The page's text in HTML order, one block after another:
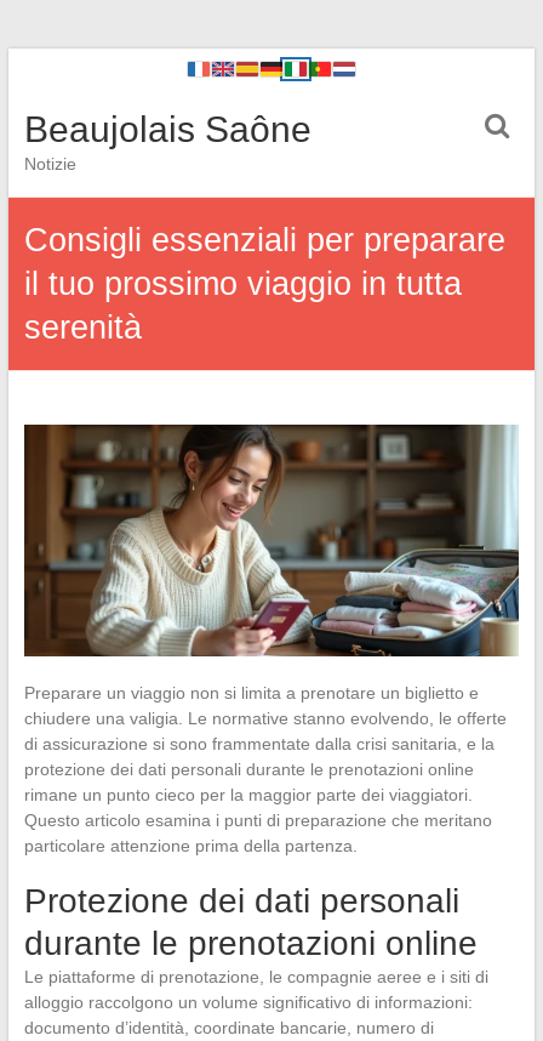
Beaujolais Saône
Notizie
Consigli essenziali per preparare
il tuo prossimo viaggio in tutta
serenità
Preparare un viaggio non si limita a prenotare un biglietto e
chiudere una valigia. Le normative stanno evolvendo, le offerte
di assicurazione si sono frammentate dalla crisi sanitaria, e la
protezione dei dati personali durante le prenotazioni online
rimane un punto cieco per la maggior parte dei viaggiatori.
Questo articolo esamina i punti di preparazione che meritano
particolare attenzione prima della partenza.
Protezione dei dati personali
durante le prenotazioni online
Le piattaforme di prenotazione, le compagnie aeree e i siti di
alloggio raccolgono un volume significativo di informazioni:
documento d’identità, coordinate bancarie, numero di